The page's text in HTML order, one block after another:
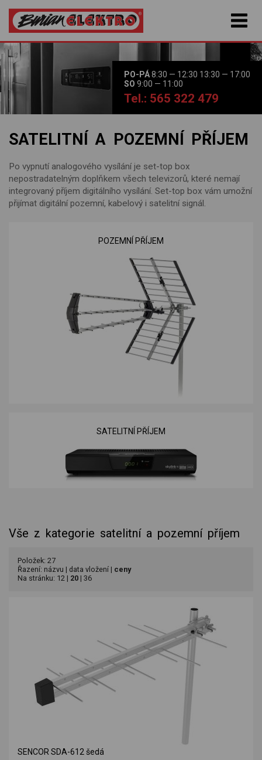
PO-PÁ8:30 — 12:30 13:30 — 17:00
SO 9:00 — 11:00
Tel.: 565 322 479
SATELITNÍ A POZEMNÍ PŘÍJEM
Po vypnutí analogového vysílání je set-top box
nepostradatelným doplňkem všech televizorů, které nemají
integrovaný příjem digitálního vysílání. Set-top box vám umožní
přijímat digitální pozemní, kabelový i satelitní signál.
POZEMNÍ PŘÍJEM
SATELITNÍ PŘÍJEM
Vše z kategorie satelitní a pozemní příjem
Položek: 27
Řazení: názvu | data vložení | ceny
Na stránku: 12 | 20 | 36
SENCOR SDA-612 šedá